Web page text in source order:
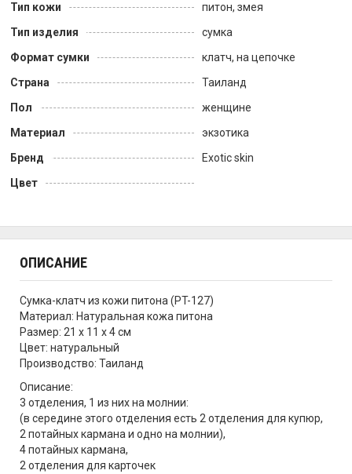
Тип кожи
питон, змея
Тип изделия
сумка
Формат сумки
клатч, на цепочке
Страна
Таиланд
Пол
женщине
Материал
экзотика
Бренд
Exotic skin
Цвет
ОПИСАНИЕ
Сумка-клатч из кожи питона (PT-127)
Материал: Натуральная кожа питона
Размер: 21 х 11 х 4 см
Цвет: натуральный
Производство: Таиланд
Описание:
3 отделения, 1 из них на молнии:
(в середине этого отделения есть 2 отделения для купюр,
2 потайных кармана и одно на молнии),
4 потайных кармана,
2 отделения для карточек